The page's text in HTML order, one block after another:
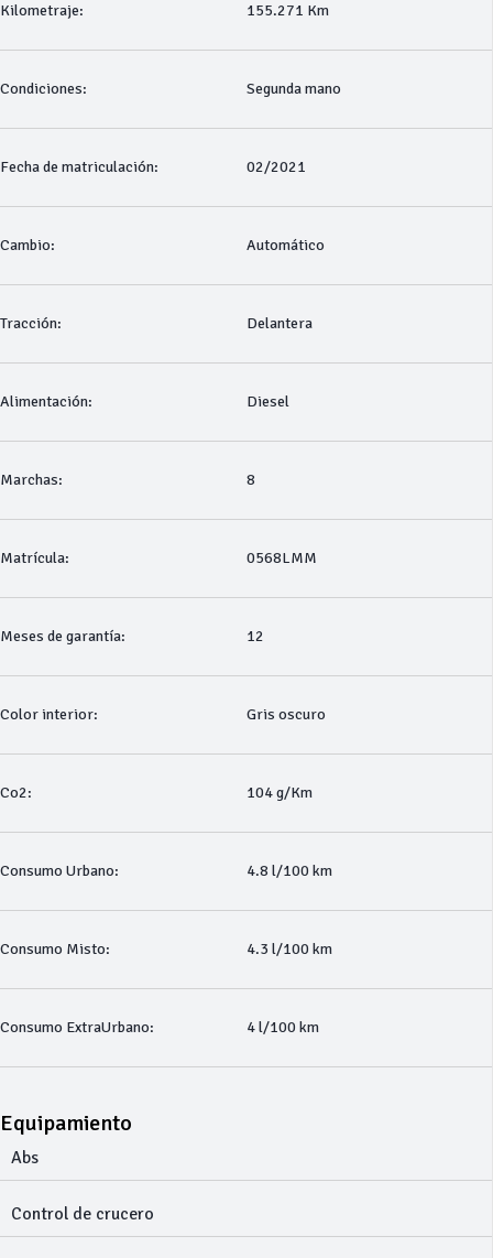
Kilometraje: 155.271 Km
Condiciones: Segunda mano
Fecha de matriculación: 02/2021
Cambio: Automático
Tracción: Delantera
Alimentación: Diesel
Marchas: 8
Matrícula: 0568LMM
Meses de garantía: 12
Color interior: Gris oscuro
Co2: 104 g/Km
Consumo Urbano: 4.8 l/100 km
Consumo Misto: 4.3 l/100 km
Consumo ExtraUrbano: 4 l/100 km
Equipamiento
Abs
Control de crucero